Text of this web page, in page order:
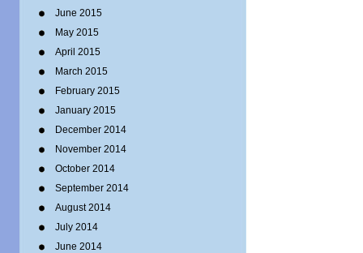
June 2015
May 2015
April 2015
March 2015
February 2015
January 2015
December 2014
November 2014
October 2014
September 2014
August 2014
July 2014
June 2014